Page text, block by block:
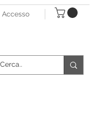
Accesso